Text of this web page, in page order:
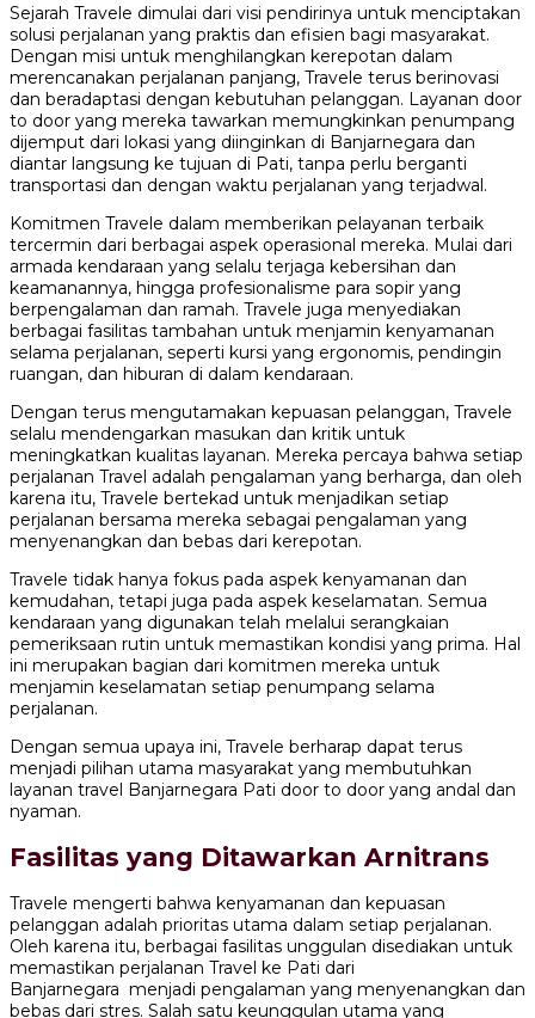
Sejarah Travele dimulai dari visi pendirinya untuk menciptakan
solusi perjalanan yang praktis dan efisien bagi masyarakat.
Dengan misi untuk menghilangkan kerepotan dalam
merencanakan perjalanan panjang, Travele terus berinovasi
dan beradaptasi dengan kebutuhan pelanggan. Layanan door
to door yang mereka tawarkan memungkinkan penumpang
dijemput dari lokasi yang diinginkan di Banjarnegara dan
diantar langsung ke tujuan di Pati, tanpa perlu berganti
transportasi dan dengan waktu perjalanan yang terjadwal.
Komitmen Travele dalam memberikan pelayanan terbaik
tercermin dari berbagai aspek operasional mereka. Mulai dari
armada kendaraan yang selalu terjaga kebersihan dan
keamanannya, hingga profesionalisme para sopir yang
berpengalaman dan ramah. Travele juga menyediakan
berbagai fasilitas tambahan untuk menjamin kenyamanan
selama perjalanan, seperti kursi yang ergonomis, pendingin
ruangan, dan hiburan di dalam kendaraan.
Dengan terus mengutamakan kepuasan pelanggan, Travele
selalu mendengarkan masukan dan kritik untuk
meningkatkan kualitas layanan. Mereka percaya bahwa setiap
perjalanan Travel adalah pengalaman yang berharga, dan oleh
karena itu, Travele bertekad untuk menjadikan setiap
perjalanan bersama mereka sebagai pengalaman yang
menyenangkan dan bebas dari kerepotan.
Travele tidak hanya fokus pada aspek kenyamanan dan
kemudahan, tetapi juga pada aspek keselamatan. Semua
kendaraan yang digunakan telah melalui serangkaian
pemeriksaan rutin untuk memastikan kondisi yang prima. Hal
ini merupakan bagian dari komitmen mereka untuk
menjamin keselamatan setiap penumpang selama
perjalanan.
Dengan semua upaya ini, Travele berharap dapat terus
menjadi pilihan utama masyarakat yang membutuhkan
layanan travel Banjarnegara Pati door to door yang andal dan
nyaman.
Fasilitas yang Ditawarkan Arnitrans
Travele mengerti bahwa kenyamanan dan kepuasan
pelanggan adalah prioritas utama dalam setiap perjalanan.
Oleh karena itu, berbagai fasilitas unggulan disediakan untuk
memastikan perjalanan Travel ke Pati dari
Banjarnegara menjadi pengalaman yang menyenangkan dan
bebas dari stres. Salah satu keunggulan utama yang